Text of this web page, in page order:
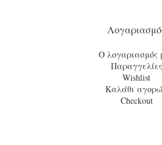
Ο λογαριασμός
Παραγγελίες
Wishlist
Καλάθι
Checkout